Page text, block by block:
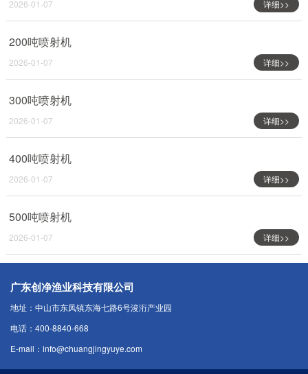
2026-01-07 详细>>
200吨喷射机
2026-01-07 详细>>
300吨喷射机
2026-01-07 详细>>
400吨喷射机
2026-01-07 详细>>
500吨喷射机
2026-01-07 详细>>
广东创净渔业科技有限公司
地址：中山市东凤镇东海七路6号浚洐产业园
电话：400-8840-668
E-mail：info@chuangjingyuye.com